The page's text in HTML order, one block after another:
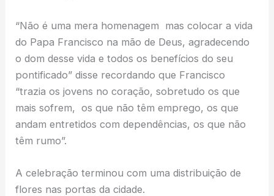
“Não é uma mera homenagem mas colocar a vida
do Papa Francisco na mão de Deus, agradecendo
o dom desse vida e todos os benefícios do seu
pontificado” disse recordando que Francisco
“trazia os jovens no coração, sobretudo os que
mais sofrem, os que não têm emprego, os que
andam entretidos com dependências, os que não
têm rumo”.
A celebração terminou com uma distribuição de
flores nas portas da cidade.